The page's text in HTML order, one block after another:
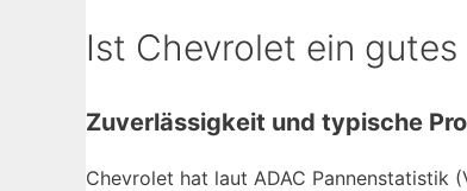
Ist Chevrolet ein gutes
Zuverlässigkeit und typische
Chevrolet hat laut ADAC Pannenstatistik